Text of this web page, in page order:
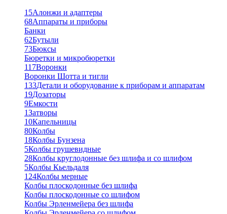
15Алонжи и адаптеры
68Аппараты и приборы
Банки
62Бутыли
73Бюксы
Бюретки и микробюретки
117Воронки
Воронки Шотта и тигли
133Детали и оборудование к приборам и аппаратам
19Дозаторы
9Емкости
1Затворы
10Капельницы
80Колбы
18Колбы Бунзена
5Колбы грушевидные
28Колбы круглодонные без шлифа и со шлифом
5Колбы Кьельдаля
124Колбы мерные
Колбы плоскодонные без шлифа
Колбы плоскодонные со шлифом
Колбы Эрленмейера без шлифа